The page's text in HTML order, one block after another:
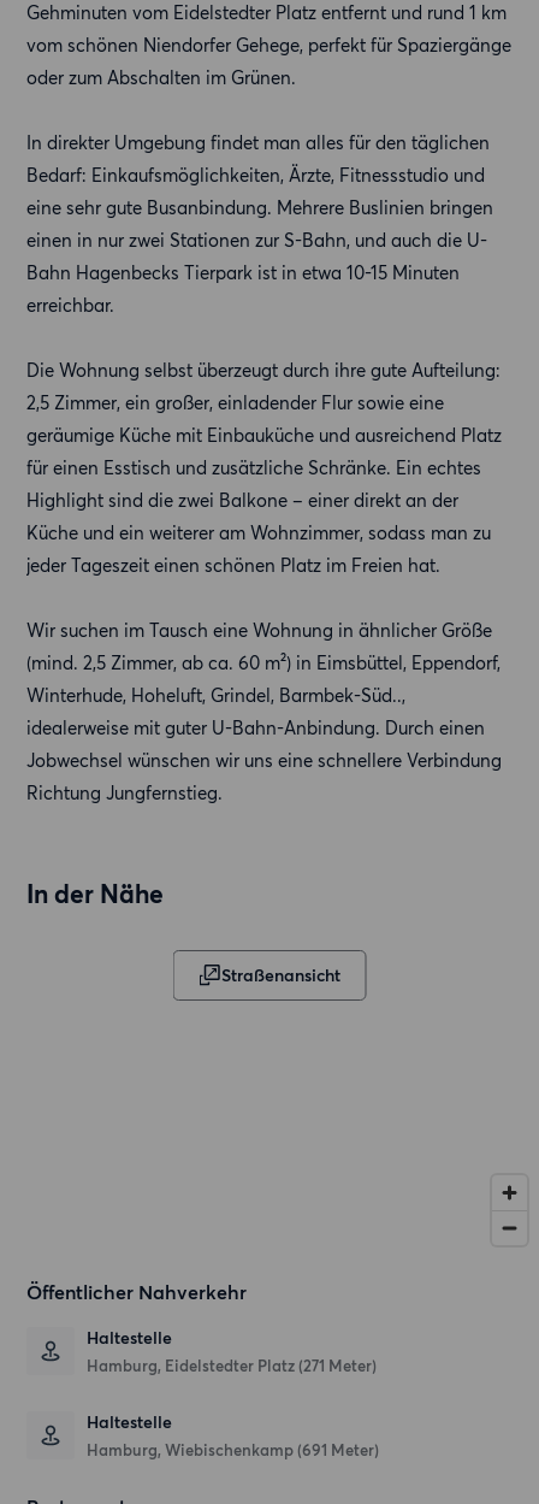
Gehminuten vom Eidelstedter Platz entfernt und rund 1 km
vom schönen Niendorfer Gehege, perfekt für Spaziergänge
oder zum Abschalten im Grünen.
In direkter Umgebung findet man alles für den täglichen
Bedarf: Einkaufsmöglichkeiten, Ärzte, Fitnessstudio und
eine sehr gute Busanbindung. Mehrere Buslinien bringen
einen in nur zwei Stationen zur S-Bahn, und auch die U-
Bahn Hagenbecks Tierpark ist in etwa 10-15 Minuten
erreichbar.
Die Wohnung selbst überzeugt durch ihre gute Aufteilung:
2,5 Zimmer, ein großer, einladender Flur sowie eine
geräumige Küche mit Einbauküche und ausreichend Platz
für einen Esstisch und zusätzliche Schränke. Ein echtes
Highlight sind die zwei Balkone – einer direkt an der
Küche und ein weiterer am Wohnzimmer, sodass man zu
jeder Tageszeit einen schönen Platz im Freien hat.
Wir suchen im Tausch eine Wohnung in ähnlicher Größe
(mind. 2,5 Zimmer, ab ca. 60 m²) in Eimsbüttel, Eppendorf,
Winterhude, Hoheluft, Grindel, Barmbek-Süd..,
idealerweise mit guter U-Bahn-Anbindung. Durch einen
Jobwechsel wünschen wir uns eine schnellere Verbindung
Richtung Jungfernstieg.
In der Nähe
Straßenansicht
Öffentlicher Nahverkehr
Haltestelle
Hamburg, Eidelstedter Platz (271 Meter)
Haltestelle
Hamburg, Wiebischenkamp (691 Meter)